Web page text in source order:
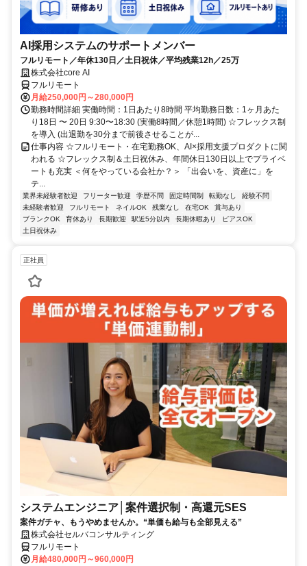
AI採用システムのサポートメンバー
フルリモート／年休130日／土日祝休／平均残業12h／25万
株式会社core AI
フルリモート
月給250,000円～280,000円
勤務時間詳細 実働時間：1日あたり8時間 平均勤務日数：1ヶ月あた
り18日 〜 20日 9:30〜18:30 (実働8時間／休憩1時間) ☆フレックス制
を導入 (出退勤を30分まで前後させることが...
仕事内容 ☆フルリモート・在宅勤務OK、AI×採用支援プロダクトに関
われる ☆フレックス制＆土日祝休み、年間休日130日以上でプライベ
ートも充実 ＜何をやっている会社か？＞ 「出会いを、資産に」を
テ...
業界未経験者歓迎 フリーター歓迎 学歴不問 固定時間制 転勤なし
経験不問
未経験者歓迎
フルリモート ネイルOK 残業なし 在宅OK
賞与あり
ブランクOK
育休あり 長期歓迎 駅近5分以内 長期休暇あり
ピアスOK
土日祝休み
正社員
システムエンジニア│案件選択制・高還元SES
案件ガチャ、もうやめませんか。“単価も給与も全部見える”
株式会社セルバコンサルティング
フルリモート
月給480,000円～960,000円